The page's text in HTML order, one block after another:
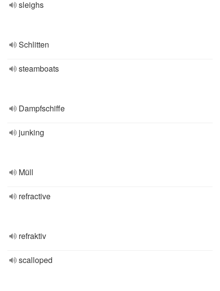
sleighs
Schlitten
steamboats
Dampfschiffe
junking
Müll
refractive
refraktiv
scalloped